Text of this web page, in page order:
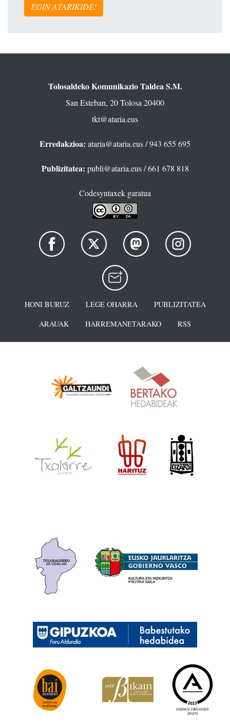
EGIN ATARIKIDE!
Tolosaldeko Komunikazio Taldea S.M.
San Esteban, 20 Tolosa 20400
tkt@ataria.eus
Erredakzioa: ataria@ataria.eus/ 943 655 695
Publizitatea: publi@ataria.eus/ 661 678 818
Codesyntaxek garatua
HONI BURUZ LEGE OHARRA
PUBLIZITATEA
ARAUAK
HARREMANETARAKO RSS